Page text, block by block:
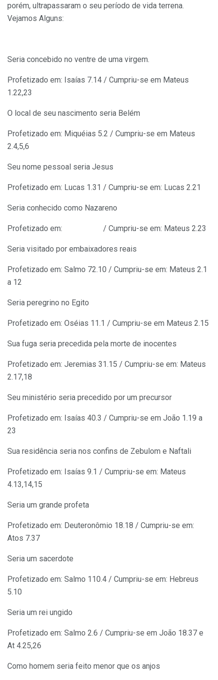
porém, ultrapassaram o seu período de vida terrena.
Vejamos Alguns:
Seria concebido no ventre de uma virgem.
Profetizado em: Isaías 7.14 / Cumpriu-se em Mateus
1.22,23
O local de seu nascimento seria Belém
Profetizado em: Miquéias 5.2 / Cumpriu-se em Mateus
2.4,5,6
Seu nome pessoal seria Jesus
Profetizado em: Lucas 1.31 / Cumpriu-se em: Lucas 2.21
Seria conhecido como Nazareno
Profetizado em: / Cumpriu-se em: Mateus 2.23
Seria visitado por embaixadores reais
Profetizado em: Salmo 72.10 / Cumpriu-se em: Mateus 2.1
a 12
Seria peregrino no Egito
Profetizado em: Oséias 11.1 / Cumpriu-se em Mateus 2.15
Sua fuga seria precedida pela morte de inocentes
Profetizado em: Jeremias 31.15 / Cumpriu-se em: Mateus
2.17,18
Seu ministério seria precedido por um precursor
Profetizado em: Isaías 40.3 / Cumpriu-se em João 1.19 a
23
Sua residência seria nos confins de Zebulom e Naftali
Profetizado em: Isaías 9.1 / Cumpriu-se em: Mateus
4.13,14,15
Seria um grande profeta
Profetizado em: Deuteronômio 18.18 / Cumpriu-se em:
Atos 7.37
Seria um sacerdote
Profetizado em: Salmo 110.4 / Cumpriu-se em: Hebreus
5.10
Seria um rei ungido
Profetizado em: Salmo 2.6 / Cumpriu-se em João 18.37 e
At 4.25,26
Como homem seria feito menor que os anjos